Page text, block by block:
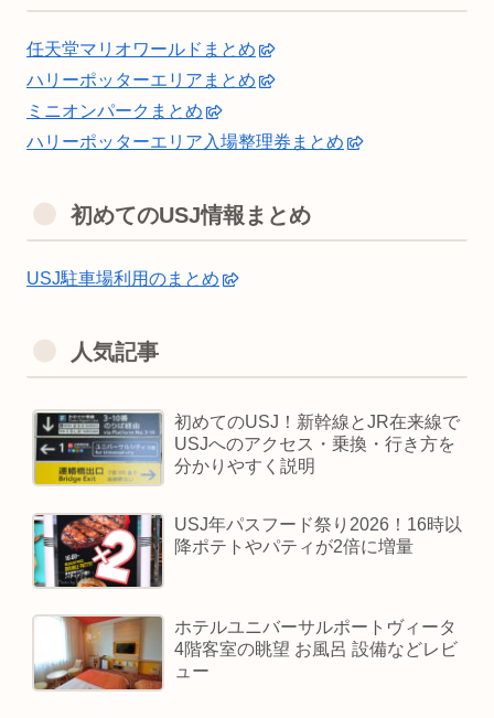
任天堂マリオワールドまとめ
ハリーポッターエリアまとめ
ミニオンパークまとめ
ハリーポッターエリア入場整理券まとめ
初めてのUSJ情報まとめ
USJ駐車場利用のまとめ
人気記事
初めてのUSJ！新幹線とJR在来線で
USJへのアクセス・乗換・行き方を
分かりやすく説明
USJ年パスフード祭り2026！16時以
降ポテトやパティが2倍に増量
ホテルユニバーサルポートヴィータ
4階客室の眺望 お風呂 設備などレビ
ュー